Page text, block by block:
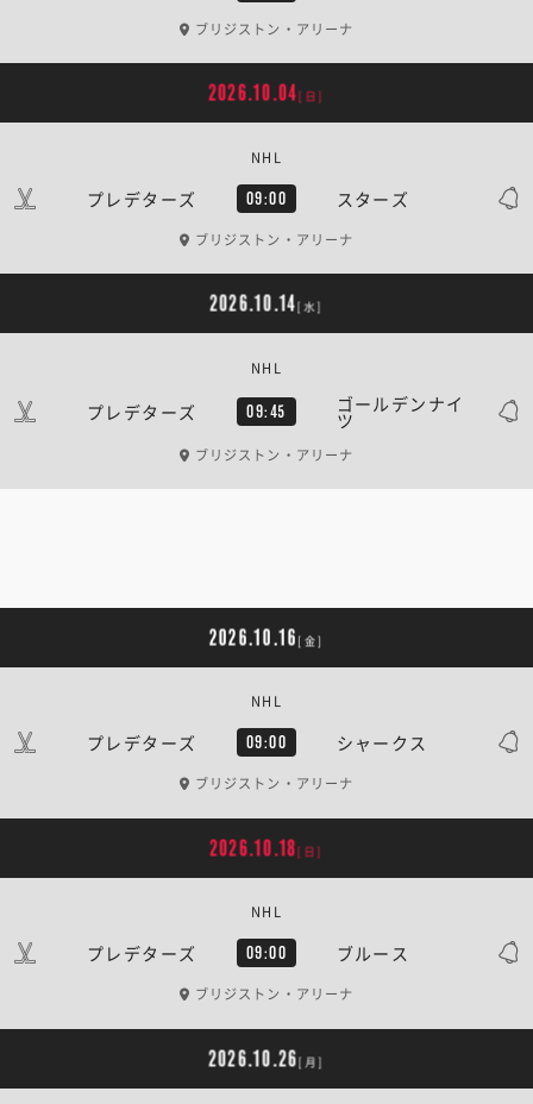
ブリジストン・アリーナ
2026.10.04[日]
プレデターズ 09:00 スターズ
NHL
ブリジストン・アリーナ
2026.10.14[水]
プレデターズ 09:45 ゴールデンナイ
ツ
NHL
ブリジストン・アリーナ
2026.10.16 [金]
プレデターズ 09:00 シャークス
NHL
ブリジストン・アリーナ
2026.10.18[日]
プレデターズ 09:00 ブルース
NHL
ブリジストン・アリーナ
2026.10.26[月]